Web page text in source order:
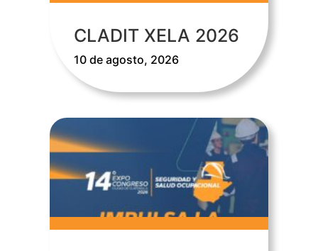
CLADIT XELA 2026
10 de agosto, 2026